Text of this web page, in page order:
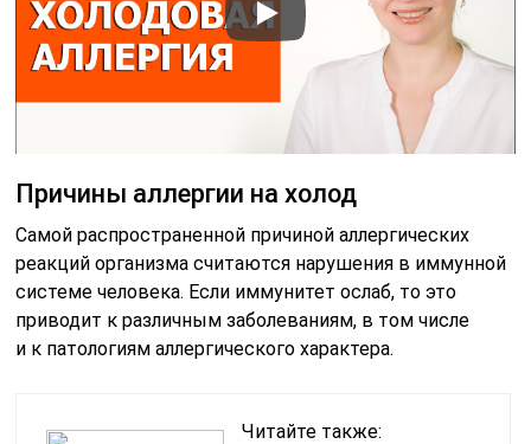
Причины аллергии на холод
Самой распространенной причиной аллергических
реакций организма считаются нарушения в иммунной
системе человека. Если иммунитет ослаб, то это
приводит к различным заболеваниям, в том числе
и к патологиям аллергического характера.
Читайте также: